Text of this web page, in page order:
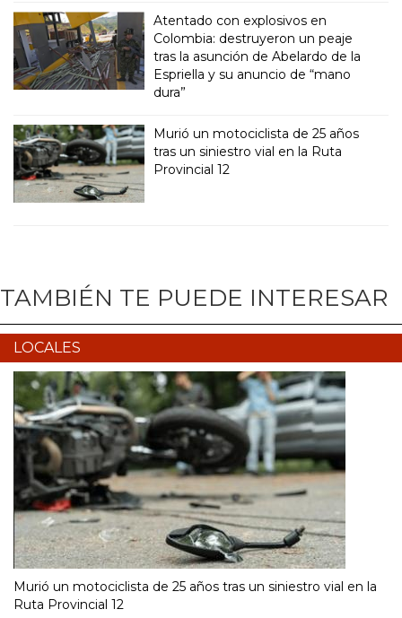
Atentado con explosivos en
Colombia: destruyeron un peaje
tras la asunción de Abelardo de la
Espriella y su anuncio de “mano
dura”
Murió un motociclista de 25 años
tras un siniestro vial en la Ruta
Provincial 12
TAMBIÉN TE PUEDE INTERESAR
LOCALES
Murió un motociclista de 25 años tras un siniestro vial en la
Ruta Provincial 12